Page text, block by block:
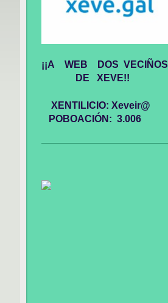
¡¡A WEB DOS VECIÑOS
DE XEVE!!
XENTILICIO: Xeveir@
POBOACIÓN: 3.006